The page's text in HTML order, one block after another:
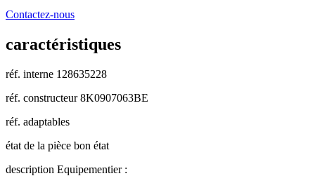
Contactez-nous
caractéristiques
réf. interne 128635228
réf. constructeur 8K0907063BE
réf. adaptables
état de la pièce bon état
description Equipementier :